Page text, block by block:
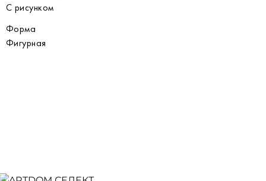
С рисунком
Форма
Фигурная